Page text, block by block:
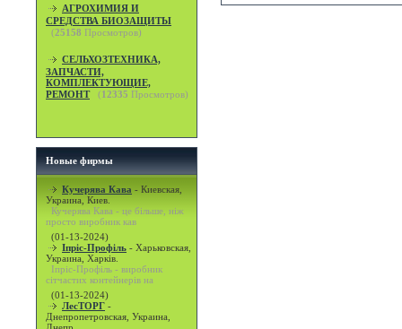
АГРОХИМИЯ И
СРЕДСТВА БИОЗАЩИТЫ
(25158 Просмотров)
СЕЛЬХОЗТЕХНИКА,
ЗАПЧАСТИ,
КОМПЛЕКТУЮЩИЕ,
РЕМОНТ
(12335 Просмотров)
Новые фирмы
Кучерява Кава - Киевская,
Украина, Киев.
Кучерява Кава - це більше, ніж
просто виробник кав
(01-13-2024)
Іпріс-Профіль - Харьковская,
Украина, Харків.
Іпріс-Профіль - виробник
сітчастих контейнерів на
(01-13-2024)
ЛесТОРГ -
Днепропетровская, Украина,